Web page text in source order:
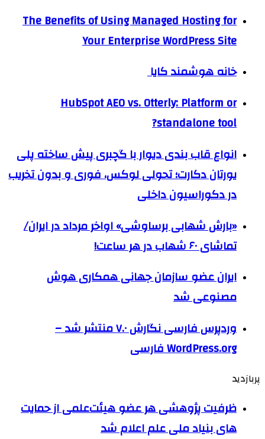
The Benefits of Using Managed Hosting for
Your Enterprise WordPress Site
خانه هوشمند کایا
HubSpot AEO vs. Otterly: Platform or
standalone tool?
انواع قاب بندی دیوار با گچبری پیش ساخته پلی
یورتان دکارت؛ تحولی لوکس، فوری و بدون تخریب
در دکوراسیون داخلی
«بارش شهابی برساوشی» اواخر مرداد در ایران/
تماشای ۶۰ شهاب در هر ساعت!
ایران عضو سازمان جهانی همکاری هوش
مصنوعی شد
وردپرس فارسی نگارش ۷.۰ منتشر شد –
WordPress.org فارسی
پربازدید
ظرفیت پژوهشی هر عضو هیئت‌علمی از حمایت
های بنیاد ملی علم اعلام شد